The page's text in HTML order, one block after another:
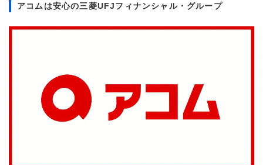
アコムは安心の三菱UFJフィナンシャル・グループ